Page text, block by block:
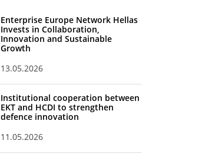
Enterprise Europe Network Hellas
Invests in Collaboration,
Innovation and Sustainable
Growth
13.05.2026
Institutional cooperation between
EKT and HCDI to strengthen
defence innovation
11.05.2026